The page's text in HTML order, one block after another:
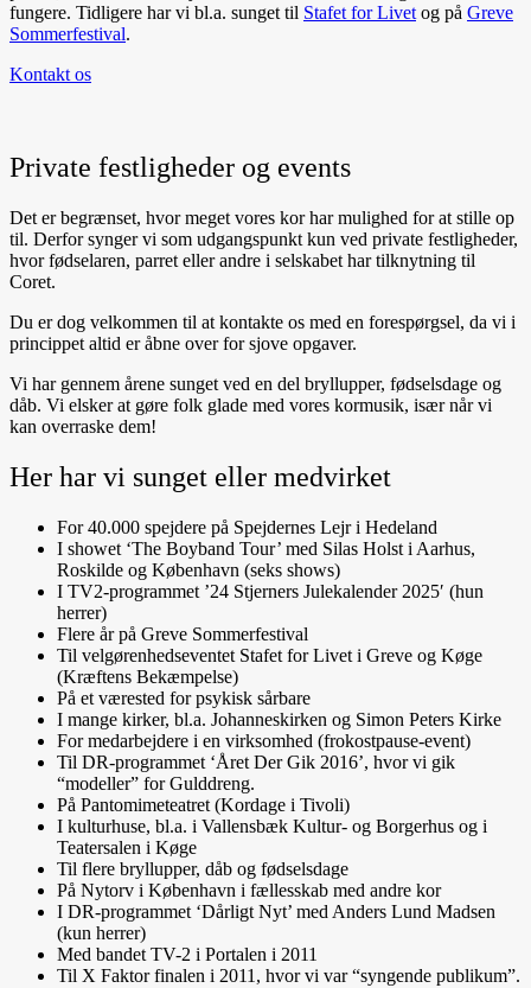
fungere. Tidligere har vi bl.a. sunget til Stafet for Livetog på Greve
Sommerfestival.
Kontakt os
Private festligheder og events
Det er begrænset, hvor meget vores kor har mulighed for at stille op
til. Derfor synger vi som udgangspunkt kun ved private festligheder,
hvor fødselaren, parret eller andre i selskabet har tilknytning til
Coret.
Du er dog velkommen til at kontakte os med en forespørgsel, da vi i
princippet altid er åbne over for sjove opgaver.
Vi har gennem årene sunget ved en del bryllupper, fødselsdage og
dåb. Vi elsker at gøre folk glade med vores kormusik, især når vi
kan overraske dem!
Her har vi sunget eller medvirket
For 40.000 spejdere på Spejdernes Lejr i Hedeland
I showet ‘The Boyband Tour’ med Silas Holst i Aarhus,
Roskilde og København (seks shows)
I TV2-programmet ’24 Stjerners Julekalender 2025′ (hun
herrer)
Flere år på Greve Sommerfestival
Til velgørenhedseventet Stafet for Livet i Greve og Køge
(Kræftens Bekæmpelse)
På et værested for psykisk sårbare
I mange kirker, bl.a. Johanneskirken og Simon Peters Kirke
For medarbejdere i en virksomhed (frokostpause-event)
Til DR-programmet ‘Året Der Gik 2016’, hvor vi gik
“modeller” for Gulddreng.
På Pantomimeteatret (Kordage i Tivoli)
I kulturhuse, bl.a. i Vallensbæk Kultur- og Borgerhus og i
Teatersalen i Køge
Til flere bryllupper, dåb og fødselsdage
På Nytorv i København i fællesskab med andre kor
I DR-programmet ‘Dårligt Nyt’ med Anders Lund Madsen
(kun herrer)
Med bandet TV-2 i Portalen i 2011
Til X Faktor finalen i 2011, hvor vi var “syngende publikum”.